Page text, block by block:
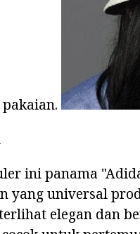
ini panama
yang universal
elegan dan